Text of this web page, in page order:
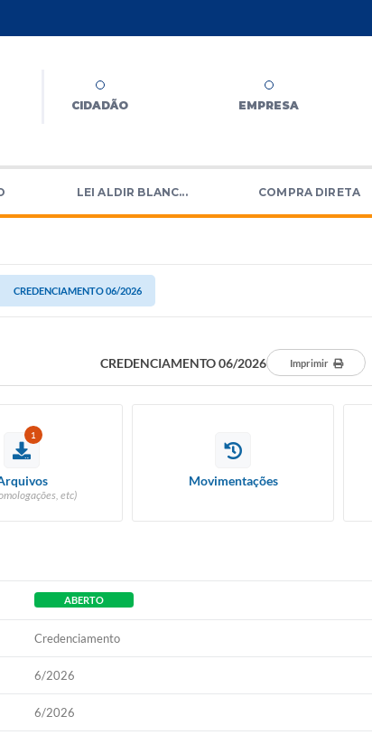
CIDADÃO EMPRESA
LEI ALDIR BLANC... COMPRA DIRETA
CREDENCIAMENTO 06/2026
CREDENCIAMENTO 06/2026 Imprimir
1
etc)
Movimentações
ABERTO
Credenciamento
6/2026
6/2026